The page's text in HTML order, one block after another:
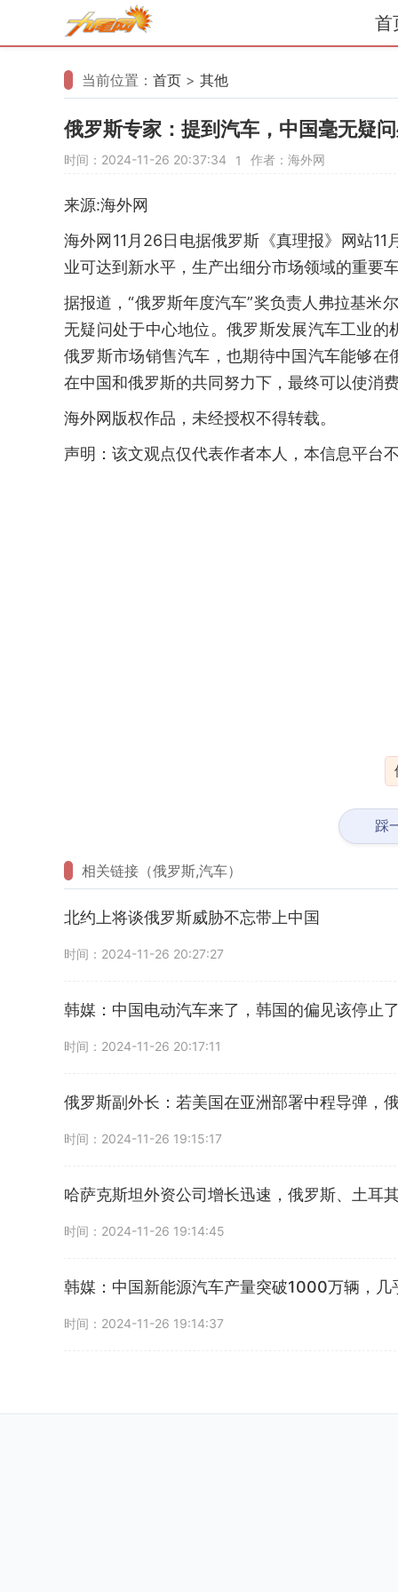
首
当前位置： 首页 > 其他
俄罗斯专家：提到汽车，中国毫无疑
时间：2024-11-26 20:37:34 1 作者：海外网
来源:海外网
海外网11月26日电据俄罗斯《真理报》网站
业可达到新水平，生产出细分市场领域的重要
据报道，“俄罗斯年度汽车”奖负责人弗拉基米
无疑问处于中心地位。俄罗斯发展汽车工业
俄罗斯市场销售汽车，也期待中国汽车能够
在中国和俄罗斯的共同努力下，最终可以使消
海外网版权作品，未经授权不得转载。
声明：该文观点仅代表作者本人，本信息平台
踩
相关链接（俄罗斯,汽车）
北约上将谈俄罗斯威胁不忘带上中国
时间：2024-11-26 20:27:27
韩媒：中国电动汽车来了，韩国的偏见该停止
时间：2024-11-26 20:17:11
俄罗斯副外长：若美国在亚洲部署中程导弹，
时间：2024-11-26 19:15:17
哈萨克斯坦外资公司增长迅速，俄罗斯、土耳
时间：2024-11-26 19:14:45
韩媒：中国新能源汽车产量突破1000万辆，
时间：2024-11-26 19:14:37